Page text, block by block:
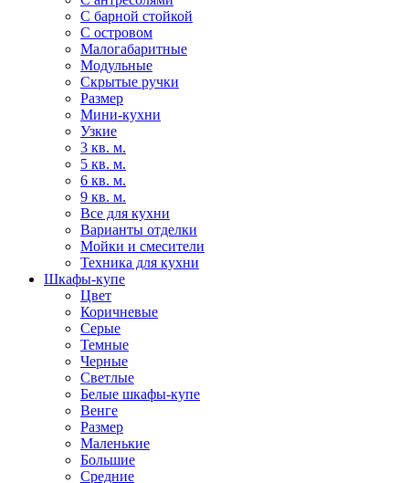
С барной стойкой
С островом
Малогабаритные
Модульные
Скрытые ручки
Размер
Мини-кухни
Узкие
3 кв. м.
5 кв. м.
6 кв. м.
9 кв. м.
Все для кухни
Варианты отделки
Мойки и смесители
Техника для кухни
Шкафы-купе
Цвет
Коричневые
Серые
Темные
Черные
Светлые
Белые шкафы-купе
Венге
Размер
Маленькие
Большие
Средние